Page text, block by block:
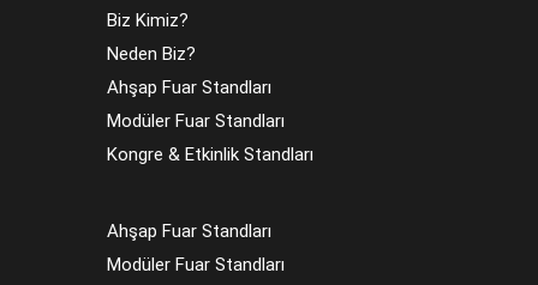
Biz Kimiz?
Neden Biz?
Ahşap Fuar Standları
Modüler Fuar Standları
Kongre & Etkinlik Standları
Ahşap Fuar Standları
Modüler Fuar Standları